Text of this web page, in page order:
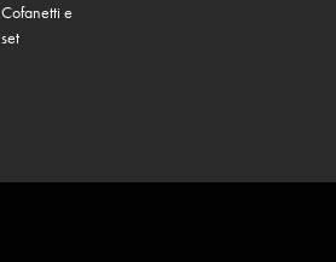
Cofanetti e
set